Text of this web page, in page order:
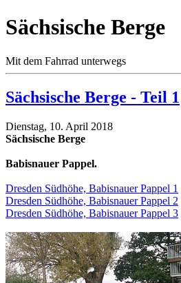
Sächsische Berge
Mit dem Fahrrad unterwegs
Sächsische Berge - Teil 1
Dienstag, 10. April 2018
Sächsische Berge
Babisnauer Pappel.
Dresden Südhöhe, Babisnauer Pappel 1
Dresden Südhöhe, Babisnauer Pappel 2
Dresden Südhöhe, Babisnauer Pappel 3